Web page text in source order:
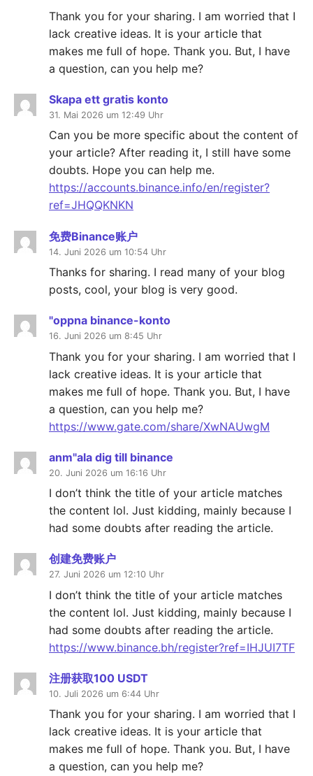
Thank you for your sharing. I am worried that I
lack creative ideas. It is your article that
makes me full of hope. Thank you. But, I have
a question, can you help me?
Skapa ett gratis konto
31. Mai 2026 um 12:49 Uhr
Can you be more specific about the content of
your article? After reading it, I still have some
doubts. Hope you can help me.
https://accounts.binance.info/en/register?
ref=JHQQKNKN
免费Binance账户
14. Juni 2026 um 10:54 Uhr
Thanks for sharing. I read many of your blog
posts, cool, your blog is very good.
"oppna binance-konto
16. Juni 2026 um 8:45 Uhr
Thank you for your sharing. I am worried that I
lack creative ideas. It is your article that
makes me full of hope. Thank you. But, I have
a question, can you help me?
https://www.gate.com/share/XwNAUwgM
anm"ala dig till binance
20. Juni 2026 um 16:16 Uhr
I don’t think the title of your article matches
the content lol. Just kidding, mainly because I
had some doubts after reading the article.
创建免费账户
27. Juni 2026 um 12:10 Uhr
I don’t think the title of your article matches
the content lol. Just kidding, mainly because I
had some doubts after reading the article.
https://www.binance.bh/register?ref=IHJUI7TF
注册获取100 USDT
10. Juli 2026 um 6:44 Uhr
Thank you for your sharing. I am worried that I
lack creative ideas. It is your article that
makes me full of hope. Thank you. But, I have
a question, can you help me?